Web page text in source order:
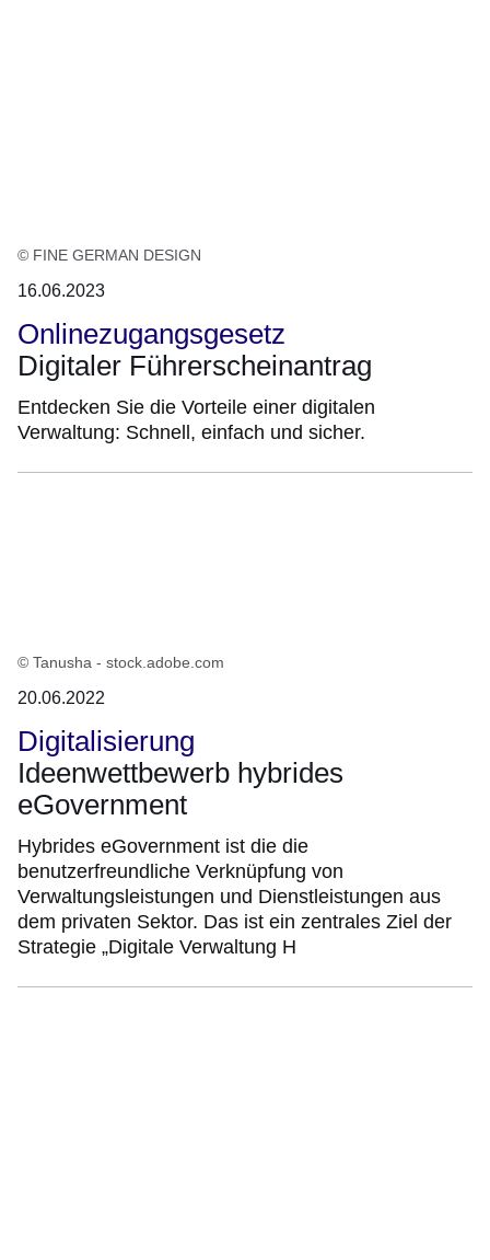
© FINE GERMAN DESIGN
16.06.2023
Onlinezugangsgesetz
Digitaler Führerscheinantrag
Entdecken Sie die Vorteile einer digitalen
Verwaltung: Schnell, einfach und sicher.
© Tanusha - stock.adobe.com
20.06.2022
Digitalisierung
Ideenwettbewerb hybrides
eGovernment
Hybrides eGovernment ist die die
benutzerfreundliche Verknüpfung von
Verwaltungsleistungen und Dienstleistungen aus
dem privaten Sektor. Das ist ein zentrales Ziel der
Strategie „Digitale Verwaltung H